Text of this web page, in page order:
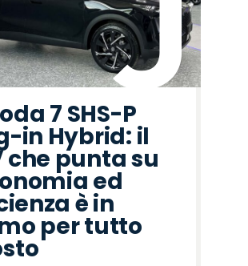
7 SHS-P
in Hybrid: il
che punta su
ed
è in
per tutto